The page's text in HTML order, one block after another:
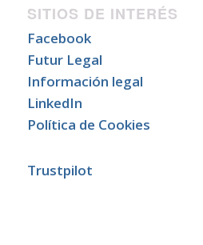
SITIOS DE INTERÉS
Facebook
Futur Legal
Información legal
LinkedIn
Política de Cookies
Trustpilot